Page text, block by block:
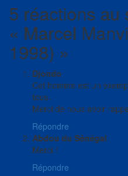
5 réactions au
« Marcel
1998) »
Djondo
Cet homme est un
tous.
Merci de nous avoir
Répondre
Abdou du Sénégal
Merci !
Répondre